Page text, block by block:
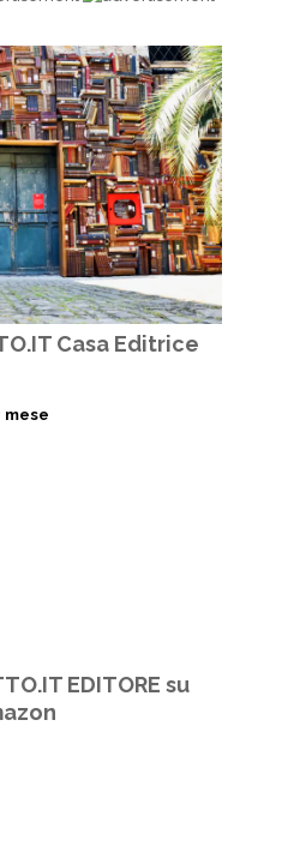
Casa Editrice
mese
EDITORE su